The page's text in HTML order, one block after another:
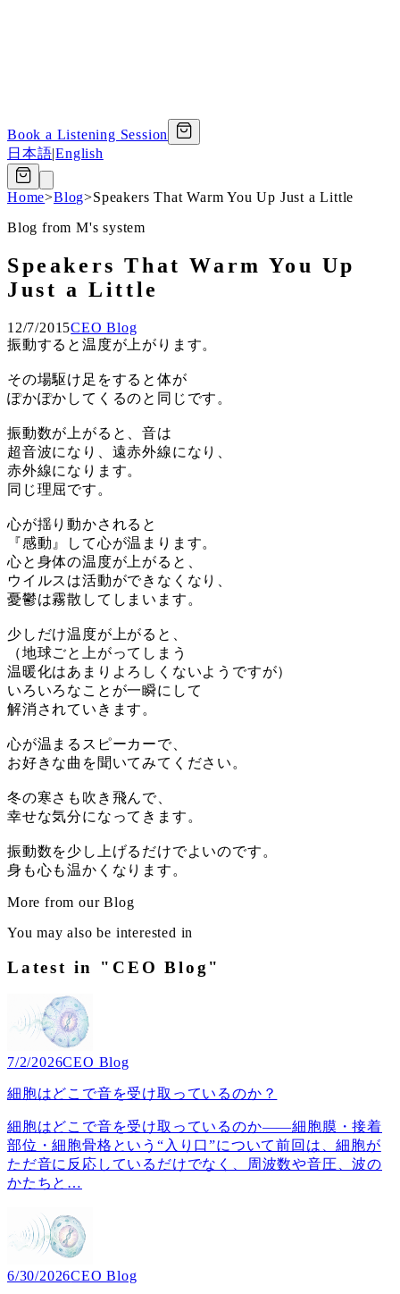
Book a Listening Session
日本語|English
Home>Blog>Speakers That Warm You Up Just a Little
Blog from M's system
Speakers That Warm You Up
Just a Little
12/7/2015CEO Blog
振動すると温度が上がります。
その場駆け足をすると体が
ぽかぽかしてくるのと同じです。
振動数が上がると、音は
超音波になり、遠赤外線になり、
赤外線になります。
同じ理屈です。
心が揺り動かされると
『感動』して心が温まります。
心と身体の温度が上がると、
ウイルスは活動ができなくなり、
憂鬱は霧散してしまいます。
少しだけ温度が上がると、
（地球ごと上がってしまう
温暖化はあまりよろしくないようですが）
いろいろなことが一瞬にして
解消されていきます。
心が温まるスピーカーで、
お好きな曲を聞いてみてください。
冬の寒さも吹き飛んで、
幸せな気分になってきます。
振動数を少し上げるだけでよいのです。
身も心も温かくなります。
More from our Blog
You may also be interested in
Latest in "CEO Blog"
7/2/2026CEO Blog
細胞はどこで音を受け取っているのか？
細胞はどこで音を受け取っているのか――細胞膜・接着
部位・細胞骨格という“入り口”について前回は、細胞が
ただ音に反応しているだけでなく、周波数や音圧、波の
かたちと …
6/30/2026CEO Blog